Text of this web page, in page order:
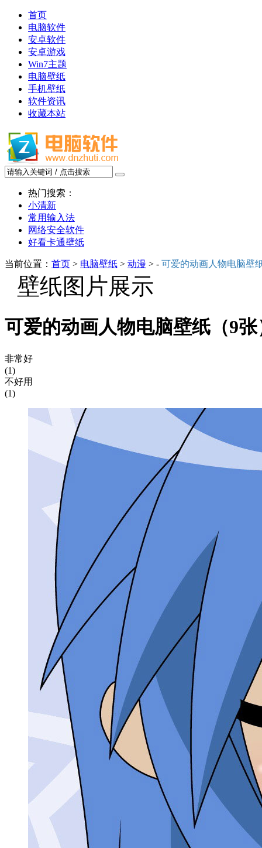
首页
电脑软件
安卓软件
安卓游戏
Win7主题
电脑壁纸
手机壁纸
软件资讯
收藏本站
热门搜索：
小清新
常用输入法
网络安全软件
好看卡通壁纸
当前位置： 首页 > 电脑壁纸 > 动漫 > - 可爱的动画人物电脑壁
壁纸图片展示
可爱的动画人物电脑壁纸（9张
非常好
(1)
不好用
(1)